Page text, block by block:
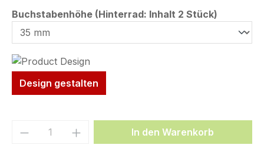
Buchstabenhöhe (Hinterrad: Inhalt 2 Stück)
Design gestalten
Produkt Anzahl: Gib denIn den Warenkorb